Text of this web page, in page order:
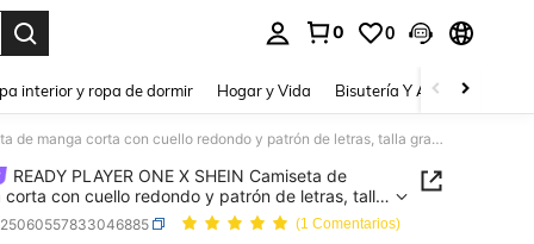
0 0
interior y ropa de dormir Hogar y Vida Bisutería Y Accesorios
READY PLAYER ONE X SHEIN Camiseta de manga corta con cuello redondo y patrón de letras, talla grande, de verano
READY PLAYER ONE X SHEIN Camiseta de
corta con cuello redondo y patrón de letras, talla
de verano
(1 Comentarios)